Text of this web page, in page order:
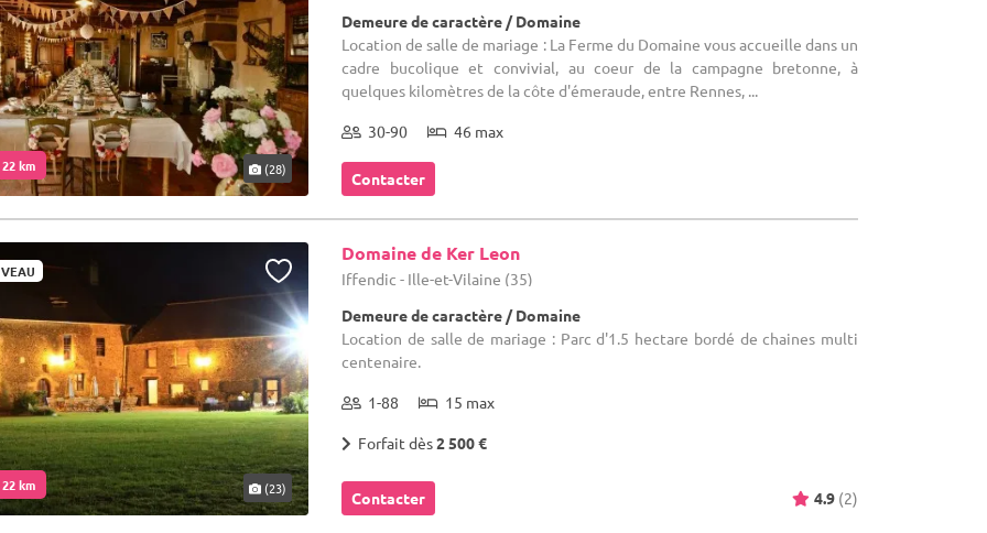
km (28)
Demeure de caractère / Domaine
Location de salle de mariage : La Ferme du Domaine vous accueille dans un
cadre bucolique et convivial, au coeur de la campagne bretonne, à
quelques kilomètres de la côte d'émeraude, entre Rennes, ...
30-90 46 max
Contacter
km (23)
Domaine de Ker Leon
Iffendic - Ille-et-Vilaine (35)
Demeure de caractère / Domaine
Location de salle de mariage : Parc d'1.5 hectare bordé de chaines multi
centenaire.
1-88 15 max
Forfait dès2 500 €
Contacter 4.9 (2)